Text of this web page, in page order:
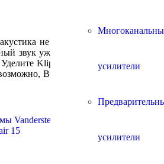
усилители
усилители
не такая как все и не для
звук уже долгие годы находит
Klipsch Heresy III немного
Вы захотите оставить их
Vandersteen Model 1C
15